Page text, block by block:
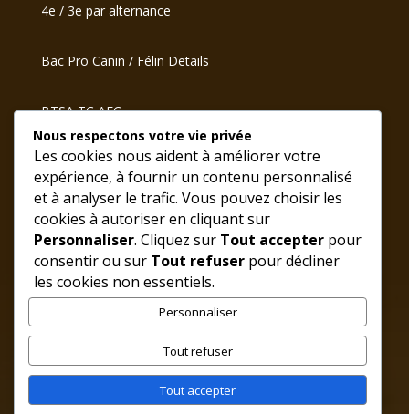
4e / 3e par alternance
Bac Pro Canin / Félin Details
BTSA TC AEC
Formations pour Adultes
Hébergement de groupes
Contact
10, rue du couvent
21140 Semur-en-Auxois
Nous respectons votre vie privée
Les cookies nous aident à améliorer votre
expérience, à fournir un contenu personnalisé
et à analyser le trafic. Vous pouvez choisir les
cookies à autoriser en cliquant sur
Personnaliser. Cliquez sur Tout accepter pour
consentir ou sur Tout refuser pour décliner
les cookies non essentiels.
Personnaliser
Tout refuser
Tout accepter